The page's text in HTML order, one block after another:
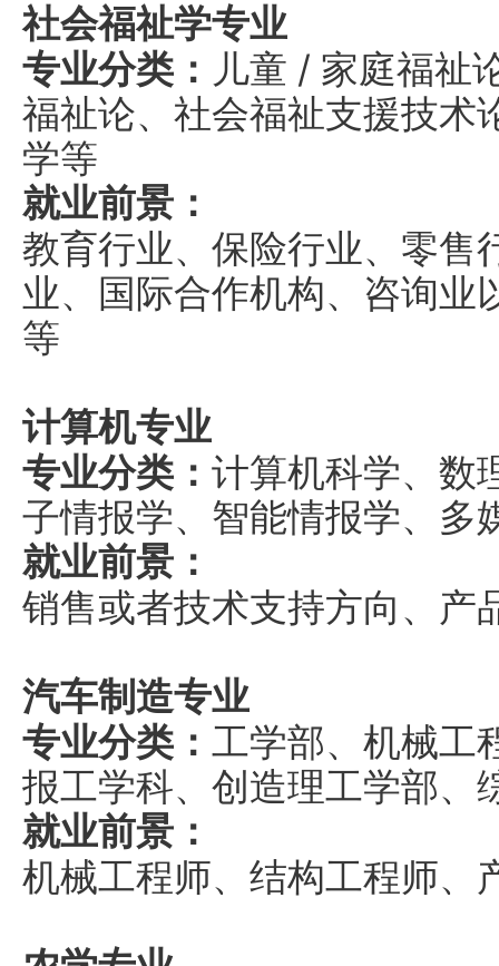
社会福祉学专业
专业分类： 儿童 / 家庭福祉
福祉论、社会福祉支援技术
学等
就业前景：
教育行业、保险行业、零售
业、国际合作机构、咨询业
等
计算机专业
专业分类： 计算机科学、数
子情报学、智能情报学、多
就业前景：
销售或者技术支持方向、产
汽车制造专业
专业分类： 工学部、机械工
报工学科、创造理工学部、
就业前景：
机械工程师、结构工程师、